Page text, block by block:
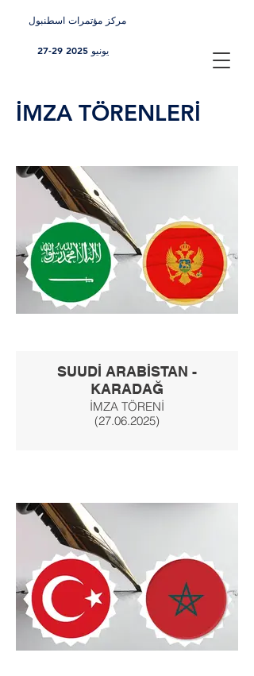
مركز مؤتمرات اسطنبول
27-29 يونيو 2025
İMZA TÖRENLERİ
SUUDİ ARABİSTAN -
KARADAĞ
İMZA TÖRENİ
(27.06.2025)